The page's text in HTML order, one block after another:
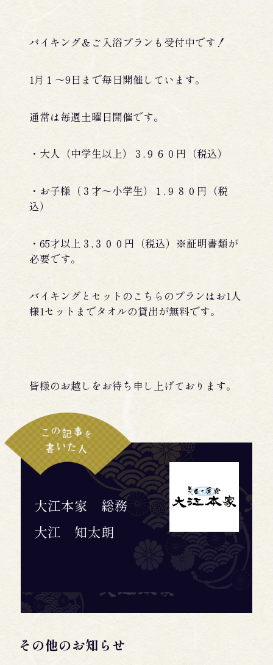
バイキング＆ご入浴プランも受付中です！
1月１～9日まで毎日開催しています。
通常は毎週土曜日開催です。
・大人（中学生以上）３,９６０円（税込）
・お子様（３才～小学生）１,９８０円（税
込）
・65才以上３,３００円（税込）※証明書類が
必要です。
バイキングとセットのこちらのプランはお1人
様1セットまでタオルの貸出が無料です。
皆様のお越しをお待ち申し上げております。
大江本家 総務
大江 知太朗
その他のお知らせ